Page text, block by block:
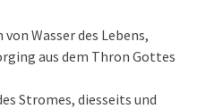
Wasser des Lebens,
aus dem Thron Gottes
Stromes, diesseits und